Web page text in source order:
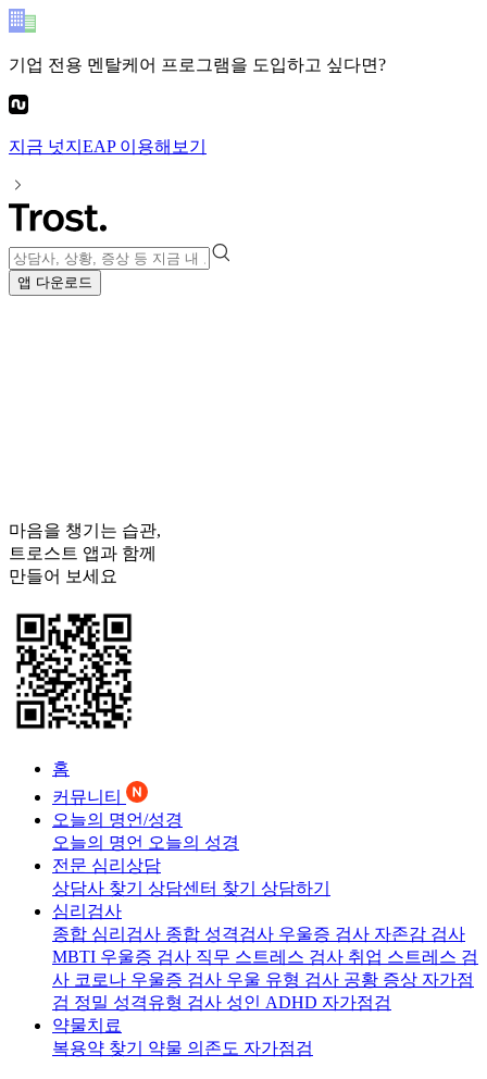
기업 전용 멘탈케어 프로그램을 도입하고 싶다면?
지금 넛지EAP이용해보기
앱 다운로드
마음을 챙기는 습관,
트로스트 앱과 함께
만들어 보세요
홈
커뮤니티
오늘의 명언/성경
오늘의 명언 오늘의 성경
전문 심리상담
상담사 찾기 상담센터 찾기 상담하기
심리검사
종합 심리검사 종합 성격검사 우울증 검사 자존감 검사
MBTI 우울증 검사 직무 스트레스 검사 취업 스트레스 검
사 코로나 우울증 검사 우울 유형 검사 공황 증상 자가점
검 정밀 성격유형 검사 성인 ADHD 자가점검
약물치료
복용약 찾기 약물 의존도 자가점검